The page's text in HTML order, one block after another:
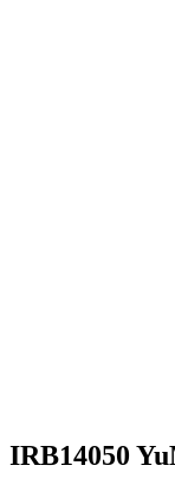
IRB14050